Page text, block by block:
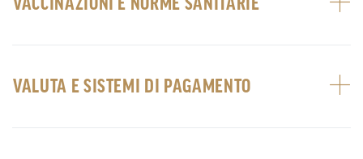
VALUTA E SISTEMI DI PAGAMENTO